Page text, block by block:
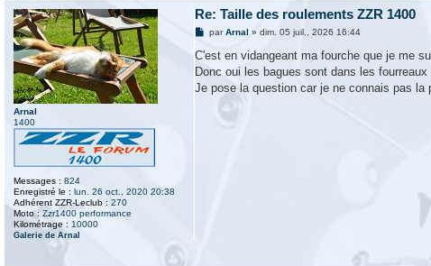
Arnal
1400
Messages : 824
Enregistré le : lun. 26 oct., 2020 20:38
Adhérent ZZR-Leclub : 270
Moto :Zzr1400 performance
Kilométrage : 10000
Galerie de Arnal
Re: Taille des roulements ZZR 1400
M
s
a
g
parArnal » dim. 05 juil., 2026 16:44
C'est en vidangeant ma fourche que je me
Donc oui les bagues sont dans les
Je pose la question car je ne connais pas la